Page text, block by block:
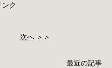
ク
次へ ＞＞
最近の記事